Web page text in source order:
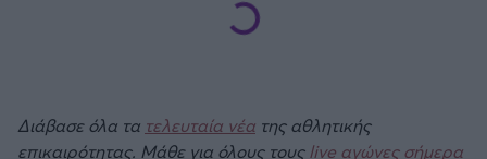
Διάβασε όλα τα τελευταία νέα της αθλητικής
επικαιρότητας. Μάθε για όλους τους live αγώνες σήμερα